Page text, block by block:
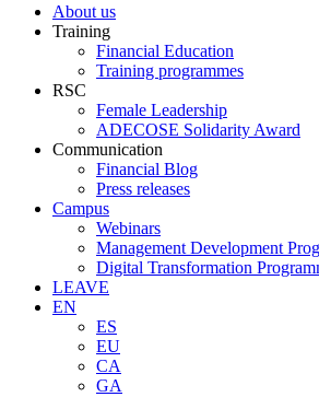
Close
Menu
About us
Training
Financial Education
Training programmes
RSC
Female Leadership
ADECOSE Solidarity Award
Communication
Financial Blog
Press releases
Campus
Webinars
Management Development
Digital Transformation
LEAVE
EN
ES
EU
CA
GA